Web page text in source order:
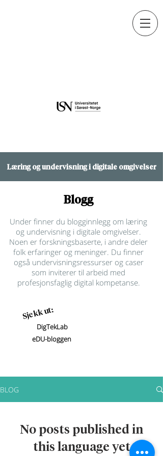
Læring og undervisning i digitale omgivelser
Blogg
Under finner du blogginnlegg om læring
og undervisning i digitale omgivelser.
Noen er forskningsbaserte, i andre deler
folk erfaringer og meninger. Du finner
også undervisningsressurser og caser
som inviterer til arbeid med
profesjonsfaglig digital kompetanse.
eDU-bloggen
Sjekk ut:
DigTekLab
BLOG
No posts published in
this language yet